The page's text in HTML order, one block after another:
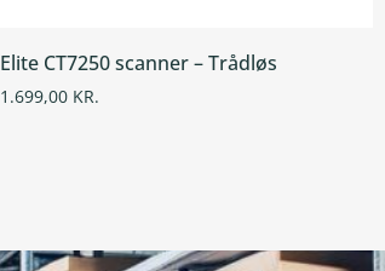
Elite CT7250 scanner – Trådløs
1.699,00 KR.